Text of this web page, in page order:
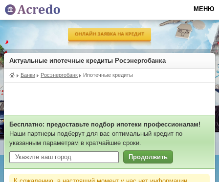
Актуальные ипотечные кредиты Росэнергобанка
Банки Росэнергобанк Ипотечные кредиты
Бесплатно: предоставьте подбор ипотеки профессионалам!
Наши партнеры подберут для вас оптимальный кредит по
указанным параметрам в кратчайшие сроки.
Продолжить
МЕНЮ